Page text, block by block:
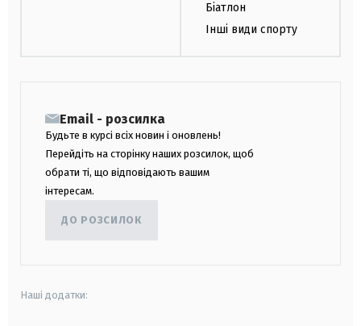
Біатлон
Інші види спорту
Email - розсилка
Будьте в курсі всіх новин і оновлень!
Перейдіть на сторінку наших розсилок, щоб
обрати ті, що відповідають вашим
інтересам.
ДО РОЗСИЛОК
Наші додатки: